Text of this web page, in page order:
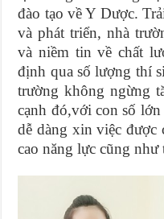
đào tạo về Y Dược.
và phát triển, nhà
và niềm tin về chất
định qua số lượng thí
trường không ngừng
cạnh đó,với con số
dễ dàng xin việc được
cao năng lực cũng